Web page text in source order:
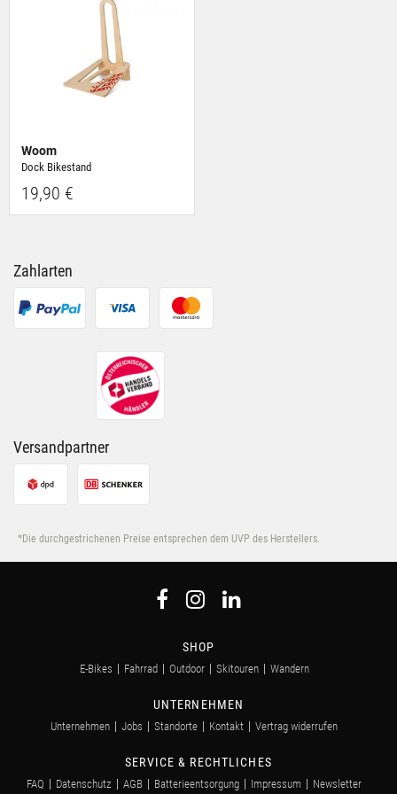
Woom
Dock Bikestand
19,90 €
Zahlarten
Versandpartner
*Die durchgestrichenen Preise entsprechen dem UVP des Herstellers.
SHOP
E-Bikes Fahrrad Outdoor Skitouren Wandern
UNTERNEHMEN
Unternehmen Jobs Standorte Kontakt Vertrag widerrufen
SERVICE & RECHTLICHES
FAQ Datenschutz AGB Batterieentsorgung Impressum Newsletter